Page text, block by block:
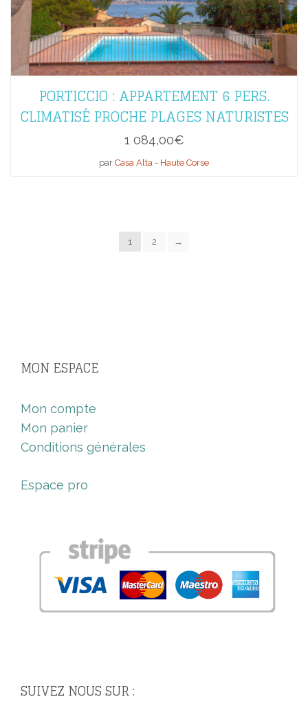
PORTICCIO : APPARTEMENT 6 PERS.
CLIMATISÉ PROCHE PLAGES NATURISTES
1 084,00€
par Casa Alta - Haute Corse
1 2 →
MON ESPACE
Mon compte
Mon panier
Conditions générales
Espace pro
SUIVEZ NOUS SUR :